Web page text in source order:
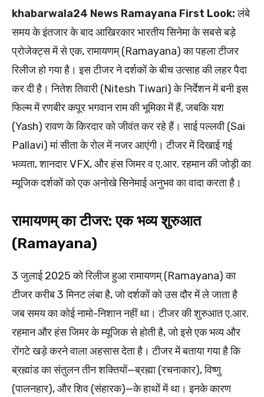
khabarwala24 News Ramayana First Look:लंबे
समय के इंतजार के बाद आखिरकार भारतीय सिनेमा के सबसे बड़े
प्रोजेक्ट्स में से एक, रामायणम् (Ramayana) का पहला टीजर
रिलीज हो गया है। इस टीजर ने दर्शकों के बीच उत्साह की लहर पैदा
कर दी है। नितेश तिवारी (Nitesh Tiwari) के निर्देशन में बनी इस
फिल्म में रणबीर कपूर भगवान राम की भूमिका में हैं, जबकि यश
(Yash) रावण के किरदार को जीवंत कर रहे हैं। साई पल्लवी (Sai
Pallavi) मां सीता के रोल में नजर आएंगी। टीजर में दिखाई गई
भव्यता, शानदार VFX, और हंस जिमर व ए.आर. रहमान की जोड़ी का
म्यूजिक दर्शकों को एक अनोखे सिनेमाई अनुभव का वादा करता है।
रामायणम् का टीजर: एक भव्य शुरुआत
(Ramayana)
3 जुलाई 2025 को रिलीज हुआ रामायणम् (Ramayana) का
टीजर करीब 3 मिनट लंबा है, जो दर्शकों को उस दौर में ले जाता है
जब समय का कोई नामो-निशान नहीं था। टीजर की शुरुआत ए.आर.
रहमान और हंस जिमर के म्यूजिक से होती है, जो इसे एक भव्य और
रोंगटे खड़े करने वाला अहसास देता है। टीजर में बताया गया है कि
ब्रह्मांड का संतुलन तीन शक्तियों—ब्रह्मा (रचनाकार), विष्णु
(पालनहार), और शिव (संहारक)—के हाथों में था। इनके कारण